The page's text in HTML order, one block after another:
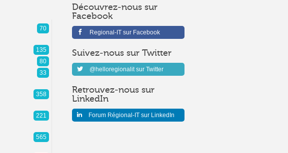
Découvrez-nous sur
Facebook
Regional-IT sur Facebook
Suivez-nous sur Twitter
@helloregionalit sur Twitter
Retrouvez-nous sur
LinkedIn
Forum Régional-IT sur LinkedIn
70
135
80
33
358
221
565